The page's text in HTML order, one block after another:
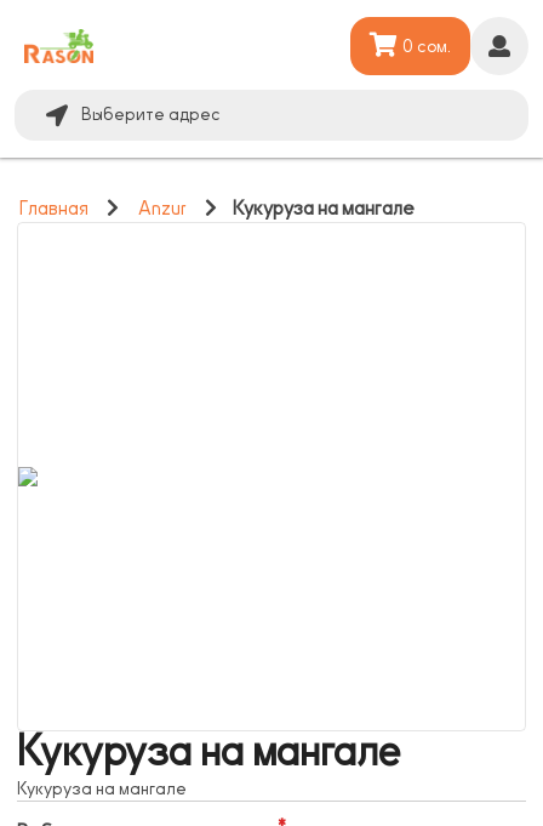
Выберите адрес
0 сом.
Главная Anzur Кукуруза на мангале
Кукуруза на мангале
Кукуруза на мангале